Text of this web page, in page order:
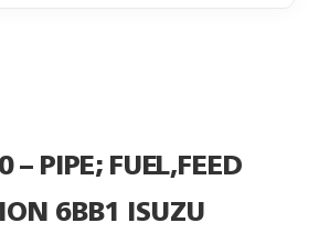
PIPE; FUEL,FEED
6BB1 ISUZU